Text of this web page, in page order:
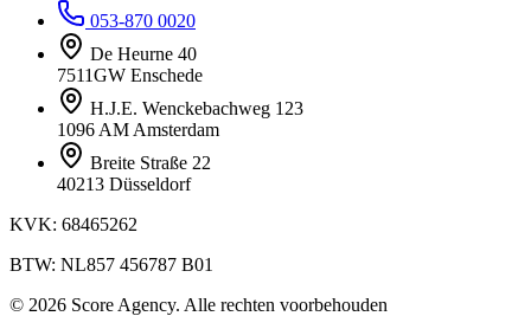
053-870 0020
De Heurne 40
7511GW Enschede
H.J.E. Wenckebachweg 123
1096 AM Amsterdam
Breite Straße 22
40213 Düsseldorf
KVK: 68465262
BTW: NL857 456787 B01
© 2026 Score Agency. Alle rechten voorbehouden